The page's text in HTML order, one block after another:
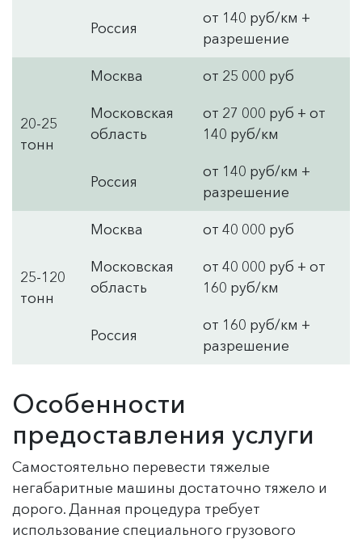
Россия
от 140 руб/км +
разрешение
20-25
тонн
Москва от 25 000 руб
Московская
область
от 27 000 руб + от
140 руб/км
Россия
от 140 руб/км +
разрешение
25-120
тонн
Москва от 40 000 руб
Московская
область
от 40 000 руб + от
160 руб/км
Россия
от 160 руб/км +
разрешение
Особенности
предоставления услуги
Самостоятельно перевести тяжелые
негабаритные машины достаточно тяжело и
дорого. Данная процедура требует
использование специального грузового